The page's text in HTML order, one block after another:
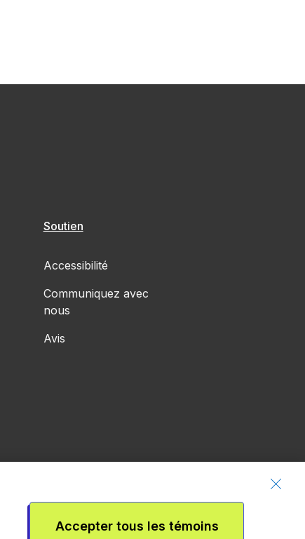
Soutien
Accessibilité
Communiquez avec
nous
Avis
Accepter tous les témoins